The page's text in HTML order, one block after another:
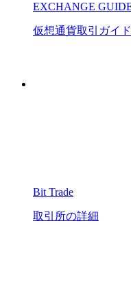
EXCHANGE
仮想通貨取引 ガイド
Bit Trade
取引所の詳細